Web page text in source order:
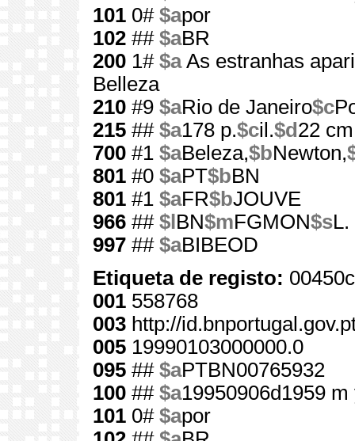
101 0# $apor
102 ## $aBR
200 1# $aAs estranhas
Belleza
210 #9 $aRio de Janeiro$c
215 ## $a178 p.$cil.$d 22 cm
700 #1 $aBeleza,$bNewton,
801 #0 $aPT$bBN
801 #1 $aFR$bJOUVE
966 ## $l BN$mFGMON$sL.
997 ## $aBIBEOD
Etiqueta de registo:
001 558768
003 http://
005 19990103000000.0
095 ## $aPTBN00765932
100 ## $a19950906d1959
101 0# $apor